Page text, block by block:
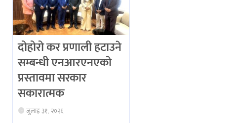
दोहोरो कर प्रणाली हटाउने
सम्बन्धी एनआरएनएको
प्रस्तावमा सरकार
सकारात्मक
जुलाइ ३१, २०२६